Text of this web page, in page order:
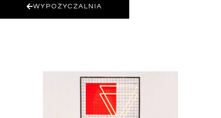
WYPOŻYCZALNIA